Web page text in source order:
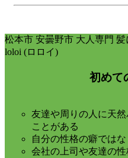
松本市 安曇野市 大人専門
loloi (ロロイ)
初めて
友達や周りの人に天
ことがある
自分の性格の癖では
会社の上司や友達の